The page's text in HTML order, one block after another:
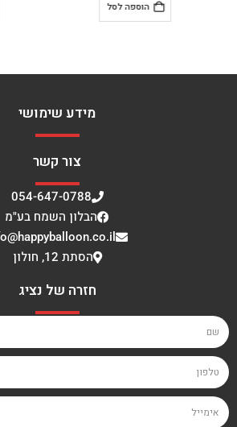
הוספה לסל
מידע שימושי
צור קשר
054-647-0788
הבלון השמח בע"מ
הסתת 12, חולון
חזרה של נציג